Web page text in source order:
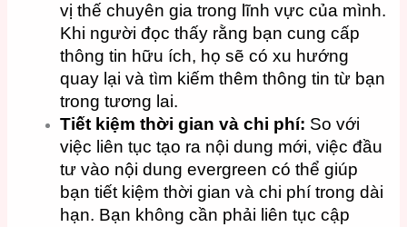
vị thế chuyên gia trong lĩnh vực của mình.
Khi người đọc thấy rằng bạn cung cấp
thông tin hữu ích, họ sẽ có xu hướng
quay lại và tìm kiếm thêm thông tin từ bạn
trong tương lai.
Tiết kiệm thời gian và chi phí: So với
việc liên tục tạo ra nội dung mới, việc đầu
tư vào nội dung evergreen có thể giúp
bạn tiết kiệm thời gian và chi phí trong dài
hạn. Bạn không cần phải liên tục cập